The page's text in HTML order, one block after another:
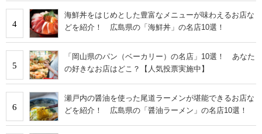
4
海鮮丼をはじめとした豊富なメニューが味わえるお店な
どを紹介！ 広島県の「海鮮丼」の名店10選！
5
「岡山県のパン（ベーカリー）の名店」10選！ あなた
の好きなお店はどこ？【人気投票実施中】
6
瀬戸内の醤油を使った尾道ラーメンが堪能できるお店な
どを紹介！ 広島県の「醤油ラーメン」の名店10選！